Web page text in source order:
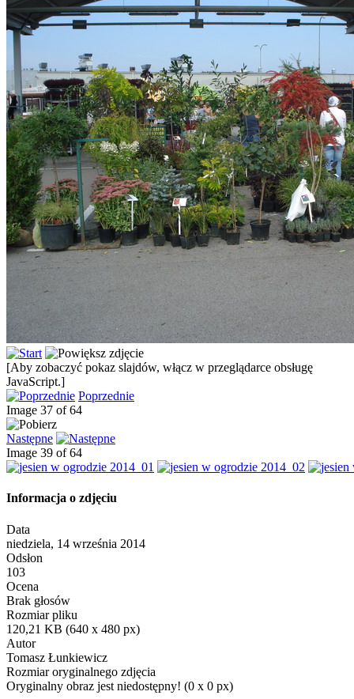
[Aby zobaczyć pokaz slajdów, włącz w przeglądarce obsługę
JavaScript.]
Poprzednie
Image 37 of 64
Następne
Image 39 of 64
Informacja o zdjęciu
Data
niedziela, 14 września 2014
Odsłon
103
Ocena
Brak głosów
Rozmiar pliku
120,21 KB (640 x 480 px)
Autor
Tomasz Łunkiewicz
Rozmiar oryginalnego zdjęcia
Oryginalny obraz jest niedostępny! (0 x 0 px)